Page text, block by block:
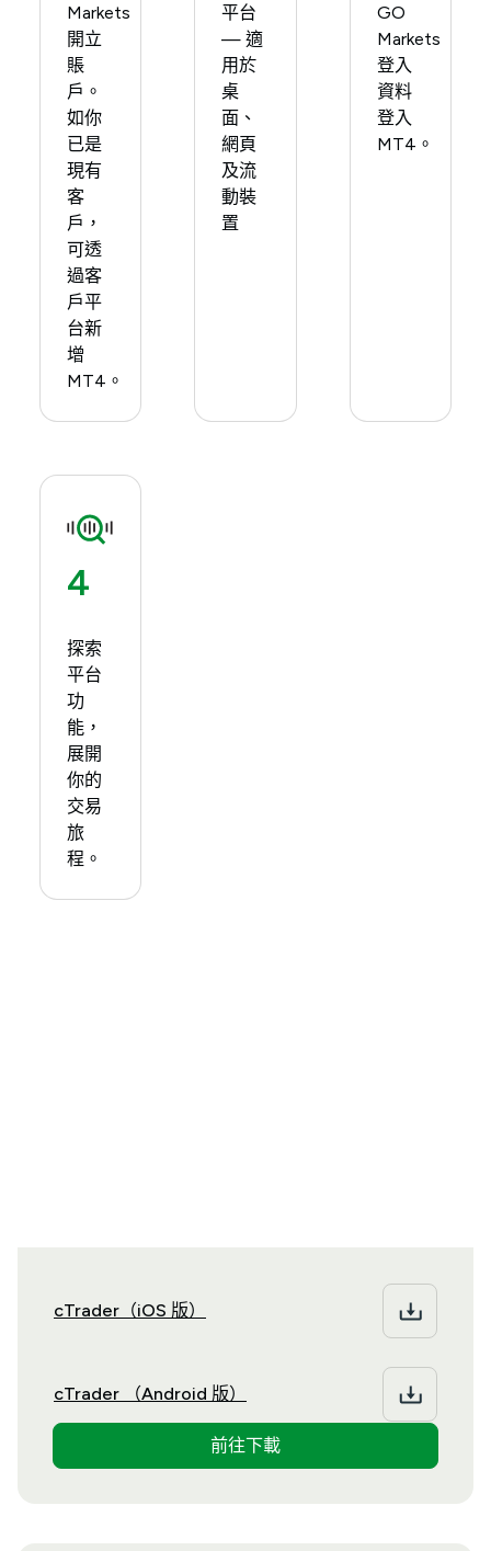
Markets
開立
賬
戶。​
如你
已是
現有
客
戶，
可透
過客
戶平
台新
增
MT4。
平台
— 適
用於
桌
面、
網頁
及流
動裝
置​
GO
Markets
登入
資料
登入
MT4。​
4
探索
平台
功
能，
展開
你的
交易
旅
程。​
cTrader（iOS 版）
cTrader （Android 版）
前往下載